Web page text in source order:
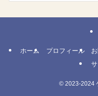
ホーム プロフィール
© 2023-2024